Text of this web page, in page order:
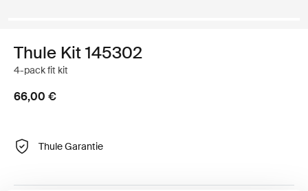
Thule Kit 145302
4-pack fit kit
66,00 €
Thule Garantie